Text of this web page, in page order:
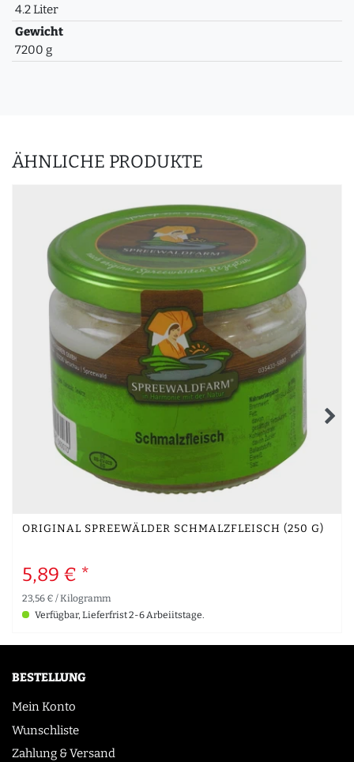
4.2 Liter
Gewicht
7200 g
ÄHNLICHE PRODUKTE
ORIGINAL SPREEWÄLDER SCHMALZFLEISCH (250 G)
5,89 € *
23,56 € / Kilogramm
Verfügbar, Lieferfrist 2-6 Arbeiitstage.
BESTELLUNG
Mein Konto
Wunschliste
Zahlung & Versand